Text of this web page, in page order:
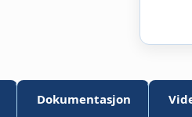
Dokumentasjon